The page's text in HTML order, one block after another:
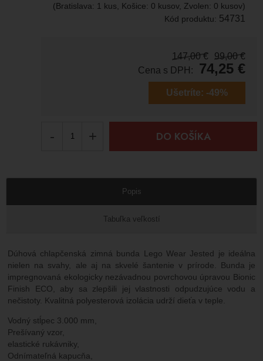
(Bratislava: 1 kus, Košice: 0 kusov, Zvolen: 0 kusov)
Kód produktu: 54731
147,00 € 99,00 €
Cena s DPH:
74,25 €
Ušetríte: -49%
- + DO KOŠÍKA
Popis
Tabuľka veľkostí
Dúhová chlapčenská zimná bunda Lego Wear Jested je ideálna
nielen na svahy, ale aj na skvelé šantenie v prírode. Bunda je
impregnovaná ekologicky nezávadnou povrchovou úpravou Bionic
Finish ECO, aby sa zlepšili jej vlastnosti odpudzujúce vodu a
nečistoty. Kvalitná polyesterová izolácia udrží dieťa v teple.
Vodný stĺpec 3.000 mm,
Prešívaný vzor,
elastické rukávniky,
Odnímateľná kapucňa,